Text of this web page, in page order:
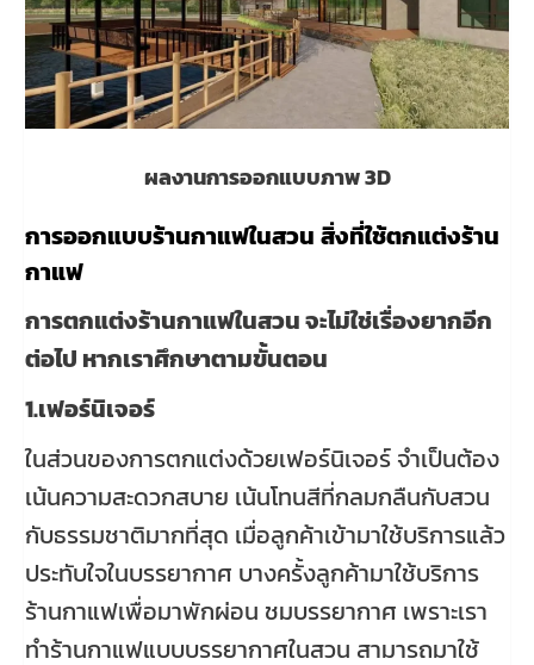
ผลงานการออกแบบภาพ 3D
การออกแบบร้านกาแฟในสวน สิ่งที่ใช้ตกแต่งร้าน
กาแฟ
การตกแต่งร้านกาแฟในสวน จะไม่ใช่เรื่องยากอีก
ต่อไป หากเราศึกษาตามขั้นตอน
1.เฟอร์นิเจอร์
ในส่วนของการตกแต่งด้วยเฟอร์นิเจอร์ จำเป็นต้อง
เน้นความสะดวกสบาย เน้นโทนสีที่กลมกลืนกับสวน
กับธรรมชาติมากที่สุด เมื่อลูกค้าเข้ามาใช้บริการแล้ว
ประทับใจในบรรยากาศ บางครั้งลูกค้ามาใช้บริการ
ร้านกาแฟเพื่อมาพักผ่อน ชมบรรยากาศ เพราะเรา
ทำร้านกาแฟแบบบรรยากาศในสวน สามารถมาใช้